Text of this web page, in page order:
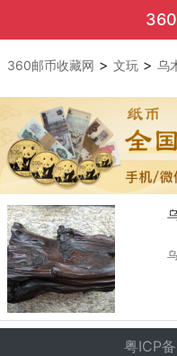
360邮币收藏网 > 文玩 > 乌
粤ICP